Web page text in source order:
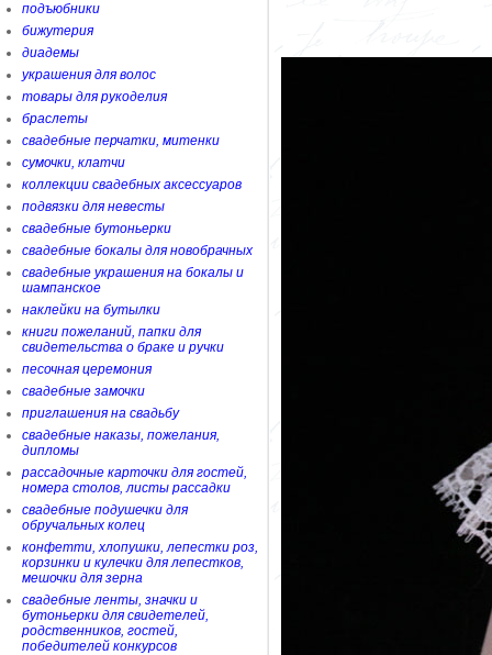
подъюбники
бижутерия
диадемы
украшения для волос
товары для рукоделия
браслеты
свадебные перчатки, митенки
сумочки, клатчи
коллекции свадебных аксессуаров
подвязки для невесты
свадебные бутоньерки
свадебные бокалы для новобрачных
свадебные украшения на бокалы и
шампанское
наклейки на бутылки
книги пожеланий, папки для
свидетельства о браке и ручки
песочная церемония
свадебные замочки
приглашения на свадьбу
свадебные наказы, пожелания,
дипломы
рассадочные карточки для гостей,
номера столов, листы рассадки
свадебные подушечки для
обручальных колец
конфетти, хлопушки, лепестки роз,
корзинки и кулечки для лепестков,
мешочки для зерна
свадебные ленты, значки и
бутоньерки для свидетелей,
родственников, гостей,
победителей конкурсов